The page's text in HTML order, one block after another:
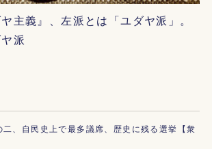
主義』、左派とは「ユダヤ派」。
派
、自民史上で最多議席、歴史に残る選挙【衆